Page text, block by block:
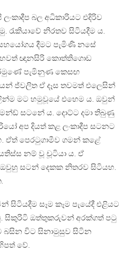
බල අධිකාරියට එදිරිව
රැකියාවේ නිරතව සිටියදීම ය.
දීමට පැමිණි නසේ
ඥානසිරි කොත්තිගොඩ
පැමිනුණ කෙසඟ
ජ්වලිත ඒ දෑස තවමත් එලෙසින්
මට හමුවූයේ එහෙම ය. ඔවුන්
සටනේ ය. දොට්ට දමා තිබුණු
අප දියත් කළ ලංකාදීප සටනට
ඒත් පෙරටුගාමීව ගමන් කළේ
නම් වූ චූටියා ය. ඒ
සටන් දෙකක නිතරව සිටියහ.
සිටියදීම සෑම කෑම පැයේදී එළියට
සිකුරිටි ඔත්තුකරුවන් අරක්ගත් පටු
බසින විට සිනාමුසුව සිටින
වේ.